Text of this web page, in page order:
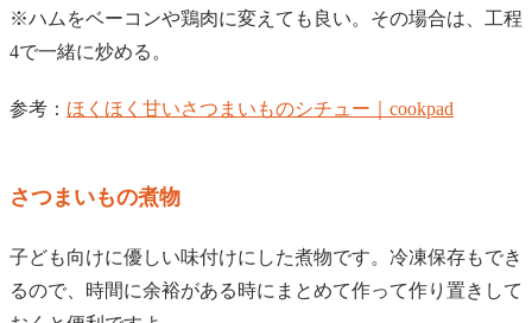
※ハムをベーコンや鶏肉に変えても良い。その場合は、工程
4で一緒に炒める。
参考： ほくほく甘いさつまいものシチュー｜cookpad
さつまいもの煮物
子ども向けに優しい味付けにした煮物です。冷凍保存もでき
るので、時間に余裕がある時にまとめて作って作り置きして